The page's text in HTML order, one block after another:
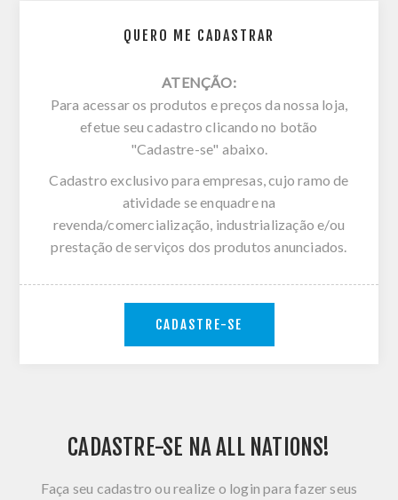
QUERO ME CADASTRAR
ATENÇÃO:
Para acessar os produtos e preços da nossa loja,
efetue seu cadastro clicando no botão
"Cadastre-se" abaixo.
Cadastro exclusivo para empresas, cujo ramo de
atividade se enquadre na
revenda/comercialização, industrialização e/ou
prestação de serviços dos produtos anunciados.
CADASTRE-SE
CADASTRE-SE NA ALL NATIONS!
Faça seu cadastro ou realize o login para fazer seus